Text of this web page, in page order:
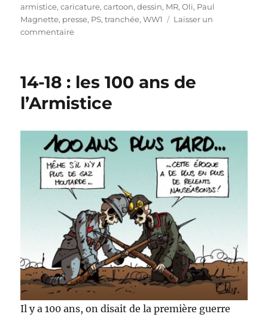
le
armistice,caricature,cartoon,dessin, MR,Oli, Paul
Magnette, presse, PS,tranchée,WW1
Laisser un
commentairesur
Magnette
14-18 : les 100 ans de
l’Armistice
Il y a 100 ans, on disait de la première guerre